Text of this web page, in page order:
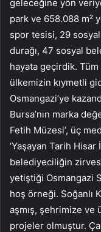
geleceğine yön
park ve 658.088 m²
spor tesisi, 29
durağı, 47 sosyal
hayata geçirdik. Tüm
ülkemizin kıymetli
Osmangazi’ye
Bursa’nın marka
Fetih Müzesi’, üç
‘Yaşayan Tarih Hisar
belediyeciliğin zirvesi
yetiştiği Osmangazi
hoş örneği. Soğanlı
aşmış, şehrimize
projeler olmuştur.